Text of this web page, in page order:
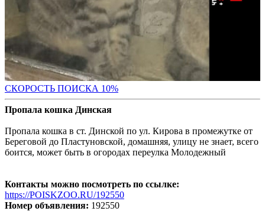
СКОРОСТЬ ПОИСКА 10%
Пропала кошка Динская
Пропала кошка в ст. Динской по ул. Кирова в промежутке от
Береговой до Пластуновской, домашняя, улицу не знает, всего
боится, может быть в огородах переулка Молодежный
Контакты можно посмотреть по ссылке:
https://POISKZOO.RU/192550
Номер объявления: 192550